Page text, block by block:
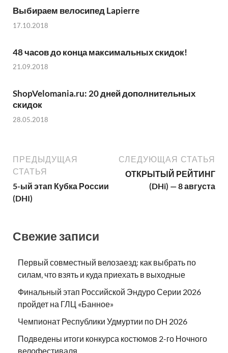
Выбираем велосипед Lapierre
17.10.2018
48 часов до конца максимальных скидок!
21.09.2018
ShopVelomania.ru: 20 дней дополнительных
скидок
28.05.2018
ПРЕДЫДУЩАЯ
СТАТЬЯ
5-ый этап Кубка России
(DHI)
СЛЕДУЮЩАЯ СТАТЬЯ
ОТКРЫТЫЙ РЕЙТИНГ
(DHi) — 8 августа
Свежие записи
Первый совместный велозаезд: как выбрать по
силам, что взять и куда приехать в выходные
Финальный этап Российской Эндуро Серии 2026
пройдет на ГЛЦ «Банное»
Чемпионат Республики Удмуртии по DH 2026
Подведены итоги конкурса костюмов 2-го Ночного
велофестиваля